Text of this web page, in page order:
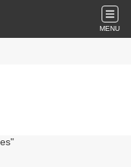
MENU